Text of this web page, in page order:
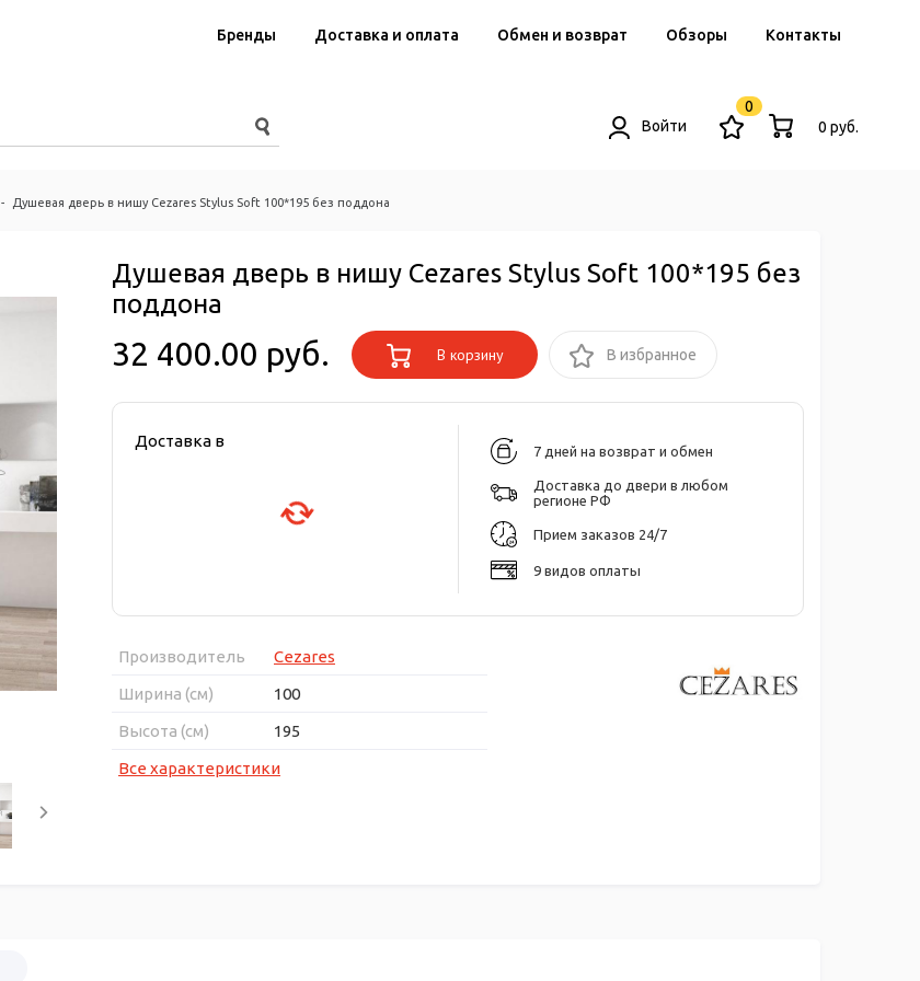
Бренды Доставка и оплата Обмен и возврат Обзоры Контакты
Войти
0
0 руб.
- Душевая дверь в нишу Cezares Stylus Soft 100*195 без поддона
Душевая дверь в нишу Cezares Stylus Soft 100*195 без
поддона
32 400.00 руб. В корзину В избранное
Доставка в
7 дней на возврат и обмен
Доставка до двери в любом
регионе РФ
Прием заказов 24/7
9 видов оплаты
Производитель
Cezares
Ширина (см)
100
Высота (см)
195
Все характеристики